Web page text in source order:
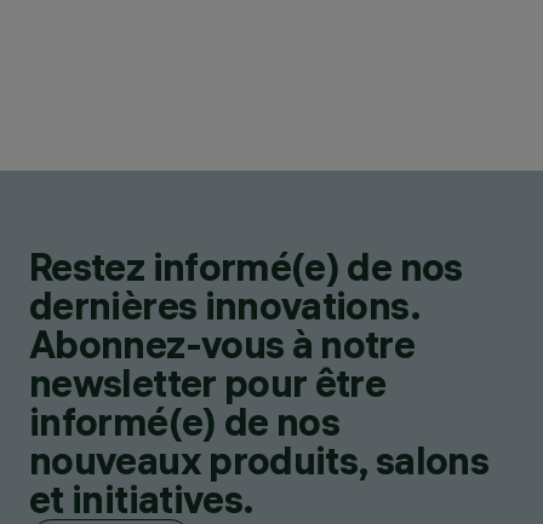
Restez informé(e) de nos
dernières innovations.
Abonnez-vous à notre
newsletter pour être
informé(e) de nos
nouveaux produits, salons
et initiatives.